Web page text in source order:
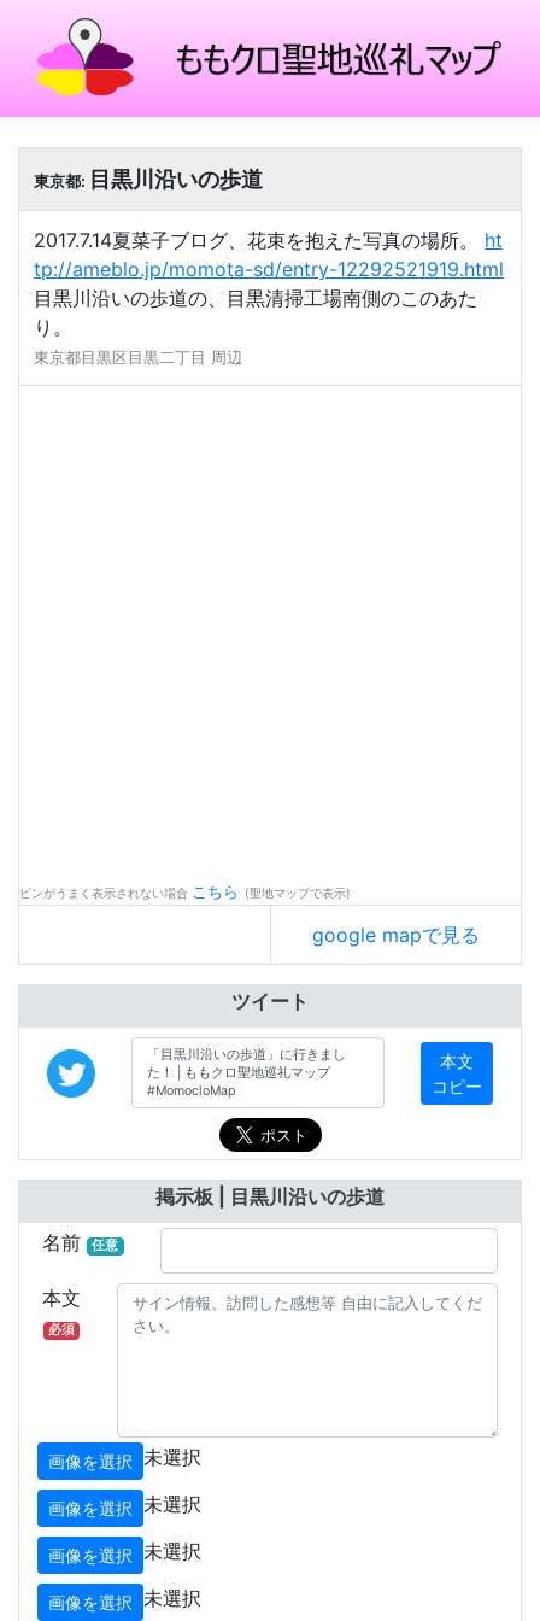
東京都: 目黒川沿いの歩道
2017.7.14夏菜子ブログ、花束を抱えた写真の場所。 ht
tp://ameblo.jp/momota-sd/entry-12292521919.html
目黒川沿いの歩道の、目黒清掃工場南側のこのあた
り。
東京都目黒区目黒二丁目 周辺
ピンがうまく表示されない場合 こちら (聖地マップで表示)
google mapで見る
ツイート
本文
コピー
掲示板 | 目黒川沿いの歩道
名前
任意
本文
必須
画像を選択 未選択
画像を選択 未選択
画像を選択 未選択
画像を選択 未選択